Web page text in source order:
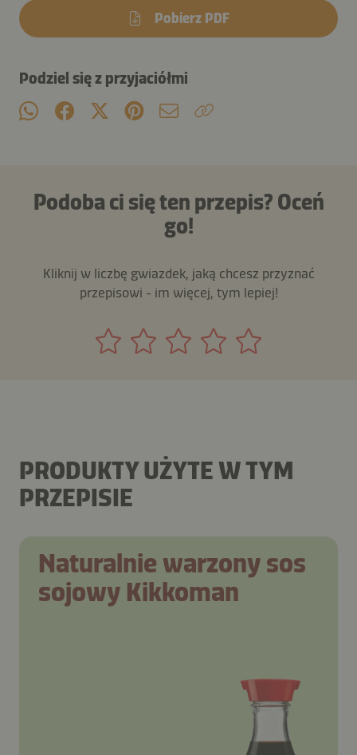
Pobierz PDF
Podziel się z przyjaciółmi
Podoba ci się ten przepis? Oceń
go!
Kliknij w liczbę gwiazdek, jaką chcesz przyznać
przepisowi - im więcej, tym lepiej!
PRODUKTY UŻYTE W TYM
PRZEPISIE
Naturalnie warzony sos
sojowy Kikkoman